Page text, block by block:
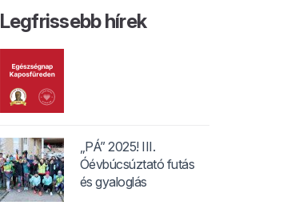
Legfrissebb hírek
„PÁ” 2025! III.
Óévbúcsúztató futás
és gyaloglás